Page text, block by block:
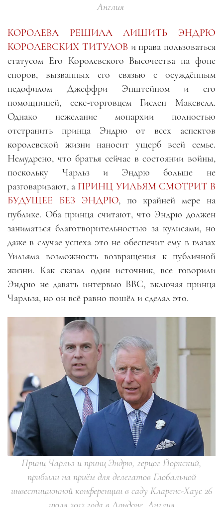
Англия
КОРОЛЕВА РЕШИЛА ЛИШИТЬ ЭНДРЮ
КОРОЛЕВСКИХ ТИТУЛОВи права пользоваться
статусом Его Королевского Высочества на фоне
споров, вызванных его связью с осуждённым
педофилом Джеффри Эпштейном и его
помощницей, секс-торговцем Гислен Максвелл.
Однако нежелание монархии полностью
отстранить принца Эндрю от всех аспектов
королевской жизни наносит ущерб всей семье.
Немудрено, что братья сейчас в состоянии войны,
поскольку Чарльз и Эндрю больше не
разговаривают, а ПРИНЦ УИЛЬЯМ СМОТРИТ В
БУДУЩЕЕ БЕЗ ЭНДРЮ, по крайней мере на
публике. Оба принца считают, что Эндрю должен
заниматься благотворительностью за кулисами, но
даже в случае успеха это не обеспечит ему в глазах
Уильяма возможность возвращения к публичной
жизни. Как сказал один источник, все говорили
Эндрю не давать интервью BBC, включая принца
Чарльза, но он всё равно пошёл и сделал это.
Принц Чарльз и принц Эндрю, герцог Йоркский,
прибыли на приём для делегатов Глобальной
инвестиционной конференции в саду Кларенс-Хаус 26